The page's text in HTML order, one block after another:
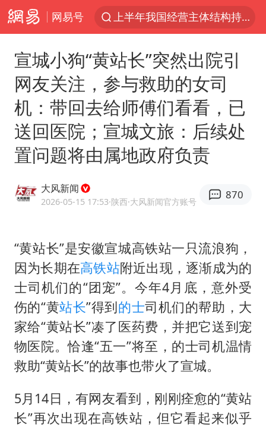
网易号
上半年我国经营主体结构持续优化
《披荆斩棘2026》阵容官宣
杭州机场已取消航班388架次
浙江省委书记：该停下的坚决停下来
中国籍豪华游艇富商之子在泰国被杀
白海豚北上或致京津冀暴雨
国足U17与阿森纳决赛取消 并列冠军
《龙餐馆》 冲奖
世界第1特鲁姆普斯诺克中国赛一轮游
上门女婿出轨女邻居多年被判重婚罪
构建更高水平的全民健身公共服务体系
云南一男子胃中取出180颗铁钉
景区回应“麦积山石窟看完需2000元”
奋力开创中国式现代化建设新局面
宣城小狗“黄站长”突然出院引
网友关注，参与救助的女司
机：带回去给师傅们看看，已
送回医院；宣城文旅：后续处
置问题将由属地政府负责
大风新闻
2026-05-15 17:53·陕西·大风新闻官方账号
870
“黄站长”是安徽宣城高铁站一只流浪狗，
因为长期在高铁站附近出现，逐渐成为的
士司机们的“团宠”。今年4月底，意外受
伤的“黄站长”得到的士司机们的帮助，大
家给“黄站长”凑了医药费，并把它送到宠
物医院。恰逢“五一”将至，的士司机温情
救助“黄站长”的故事也带火了宣城。
5月14日，有网友看到，刚刚痊愈的“黄站
长”再次出现在高铁站，但它看起来似乎